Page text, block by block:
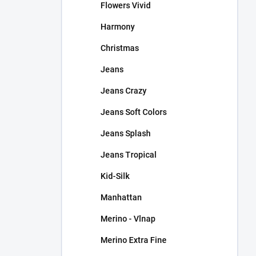
Flowers Vivid
Harmony
Christmas
Jeans
Jeans Crazy
Jeans Soft Colors
Jeans Splash
Jeans Tropical
Kid-Silk
Manhattan
Merino - Vlnap
Merino Extra Fine